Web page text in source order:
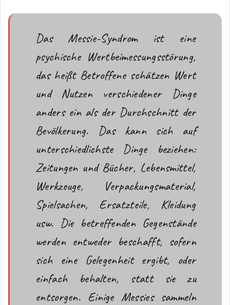
Das Messie-Syndrom ist eine
psychische Wertbeimessungsstörung,
das heißt Betroffene schätzen Wert
und Nutzen verschiedener Dinge
anders ein als der Durchschnitt der
Bevölkerung. Das kann sich auf
unterschiedlichste Dinge beziehen:
Zeitungen und Bücher, Lebensmittel,
Werkzeuge, Verpackungsmaterial,
Spielsachen, Ersatzteile, Kleidung
usw. Die betreffenden Gegenstände
werden entweder beschafft, sofern
sich eine Gelegenheit ergibt, oder
einfach behalten, statt sie zu
entsorgen. Einige Messies sammeln